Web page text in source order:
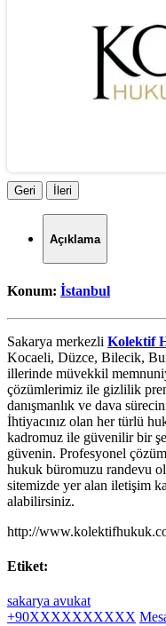
Geri İleri
Açıklama
Konum: İstanbul
Sakarya merkezli Kolektif
Kocaeli, Düzce, Bilecik,
illerinde müvekkil
çözümlerimiz ile gizlilik
danışmanlık ve dava
İhtiyacınız olan her türlü
kadromuz ile güvenilir bir
güvenin. Profesyonel
hukuk büromuzu randevu
sitemizde yer alan iletişim
alabilirsiniz.
http://
Etiket:
sakarya avukat
+90XXXXXXXXXX